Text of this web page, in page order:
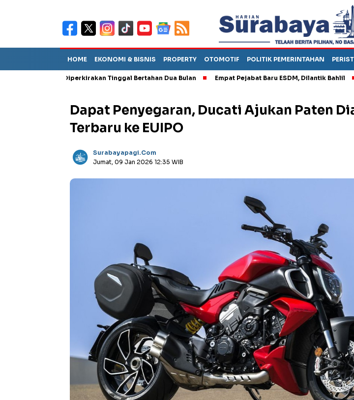
HOME EKONOMI & BISNIS PROPERTY OTOMOTIF POLITIK PEMERINTAHAN
TPA Diperkirakan Tinggal Bertahan Dua Bulan Empat Pejabat Baru ESDM, Dilantik Bahlil
Dapat Penyegaran, Ducati Ajukan Paten
Terbaru ke EUIPO
Surabayapagi.com
Jumat, 09 Jan 2026 12:35 WIB